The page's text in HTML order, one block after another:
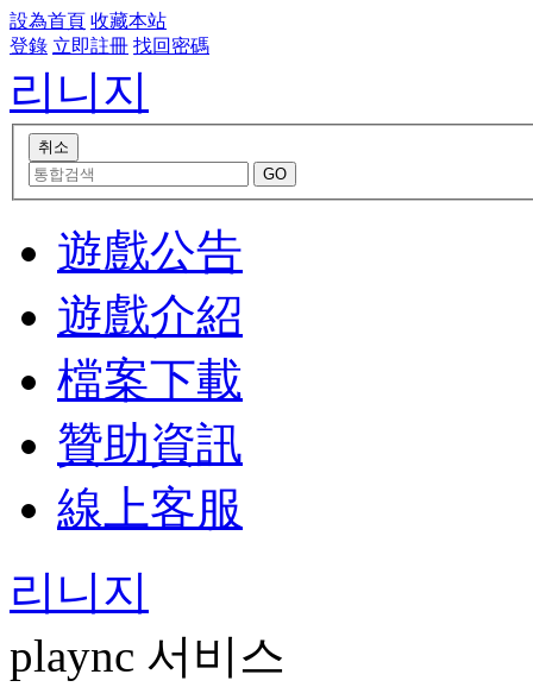
設為首頁 收藏本站
登錄 立即註冊 找回密碼
리니지
遊戲公告
遊戲介紹
檔案下載
贊助資訊
線上客服
리니지
plaync 서비스